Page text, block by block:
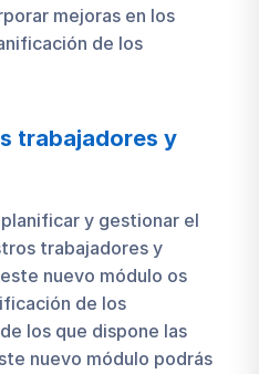
mejoras en los
de los
trabajadores y
y gestionar el
trabajadores y
nuevo módulo os
de los
los que dispone las
nuevo módulo podrás